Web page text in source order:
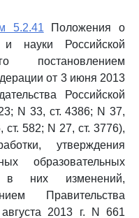
5.2.41 Положения о
и науки Российской
постановлением
от 3 июня 2013
Российской
N 33, ст. 4386; N 37,
ст. 582; N 27, ст. 3776),
утверждения
образовательных
в них изменений,
Правительства
2013 г. N 661